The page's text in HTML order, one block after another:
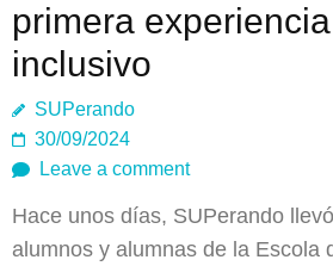
primera
inclusivo
SUPerando
30/09/2024
Leave a comment
Hace unos días, SUPerando
alumnos y alumnas de la Escola